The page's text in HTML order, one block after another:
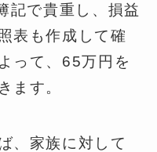
記で貴重し、損益
表も作成して確
って、65万円を
ます。
、家族に対して